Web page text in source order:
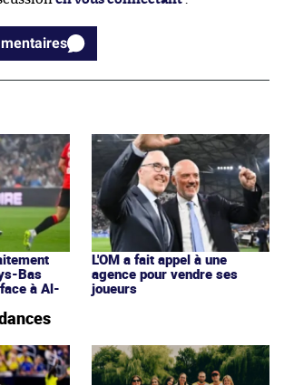
commentaires
Bas
à Al-
L'OM a fait appel à une
agence pour vendre ses
joueurs